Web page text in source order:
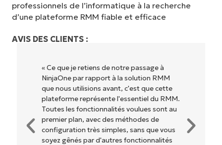
professionnels de l’informatique à la recherche
d’une plateforme RMM fiable et efficace
AVIS DES CLIENTS :
« NinjaOne est extrêmement simple
d'utilisation grâce à une interface fluide et
des fonctionnalités back-end puissantes.
Pas de configuration complexe ou
d'interface difficile à maîtriser. Toutes les
options et tous les outils sont clairement
étiquetés, faciles à comprendre et il est
très facile de s'y retrouver. »